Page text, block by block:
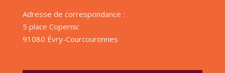
Adresse de correspondance :
5 place Copernic
91080 Évry-Courcouronnes